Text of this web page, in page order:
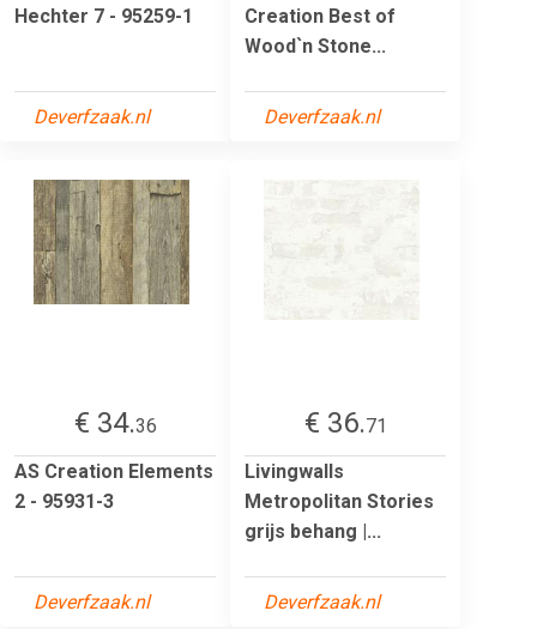
Hechter 7 - 95259-1
Deverfzaak.nl
Creation Best of
Wood`n Stone...
Deverfzaak.nl
€ 34.36
AS Creation Elements
2 - 95931-3
Deverfzaak.nl
€ 36.71
Livingwalls
Metropolitan Stories
grijs behang |...
Deverfzaak.nl